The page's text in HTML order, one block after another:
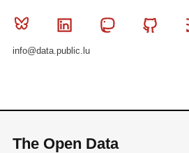
Bluesky Linkedin Mastodon
info@data.public.lu
The Open Data